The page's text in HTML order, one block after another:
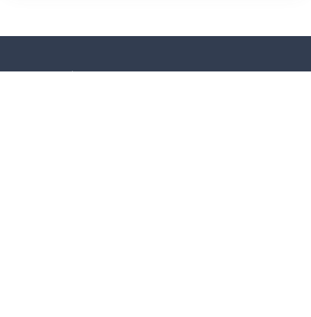
栏目导航